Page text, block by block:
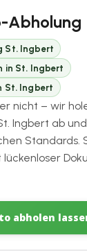
Abholung
St. Ingbert
in St. Ingbert
St. Ingbert
nicht – wir
Ingbert ab
Standards.
lückenloser
abholen